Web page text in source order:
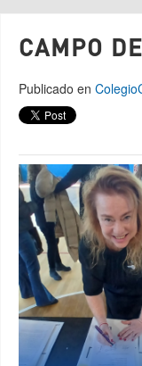
CAMPO
Publicado en Colegio